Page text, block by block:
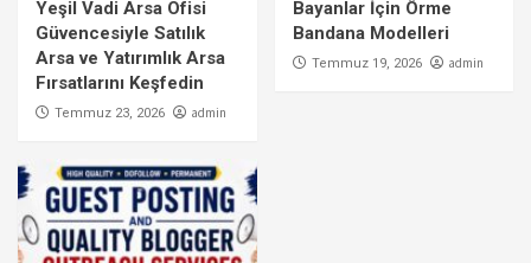
Yeşil Vadi Arsa Ofisi
Güvencesiyle Satılık
Arsa ve Yatırımlık Arsa
Fırsatlarını Keşfedin
Temmuz 23, 2026 admin
Bayanlar İçin Örme
Bandana Modelleri
Temmuz 19, 2026 admin